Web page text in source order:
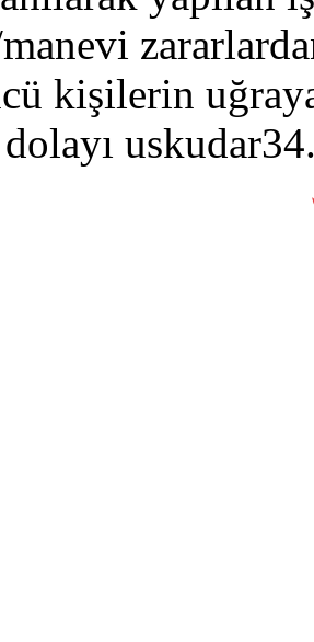
kişilerin
dolayı